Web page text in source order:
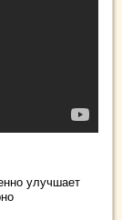
улучшает